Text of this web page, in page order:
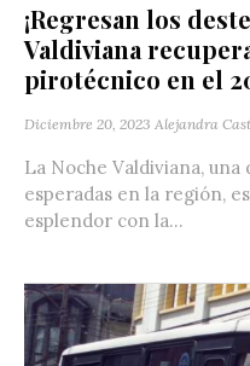
¡Regresan los
Valdiviana
pirotécnico en el
Diciembre 20, 2023 Alejandra
La Noche Valdiviana,
esperadas en la región,
esplendor con la...